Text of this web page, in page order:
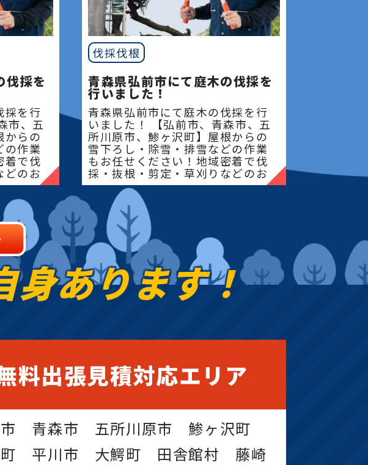
伐採を
採を行
市、五
からの
の作業
着で伐
どのお
伐採伐根
青森県弘前市にて庭木の伐採を
行いました！
青森県弘前市にて庭木の伐採を行
いました！ 【弘前市、青森市、五
所川原市、鯵ヶ沢町】屋根からの
雪下ろし・除雪・排雪などの作業
もお任せください！地域密着で伐
採・抜根・剪定・草刈りなどのお
庭のこと、造園・
身あります！
料出張見積対応エリア
市 青森市 五所川原市 鯵ヶ沢町
町 平川市 大鰐町 田舎館村 藤崎